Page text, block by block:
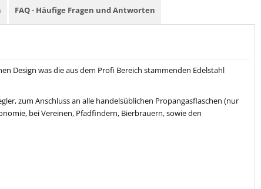
FAQ - Häufige Fragen und Antworten
Design was die aus dem Profi Bereich stammenden Edelstahl
zum Anschluss an alle handelsüblichen Propangasflaschen (nur
bei Vereinen, Pfadfindern, Bierbrauern, sowie den